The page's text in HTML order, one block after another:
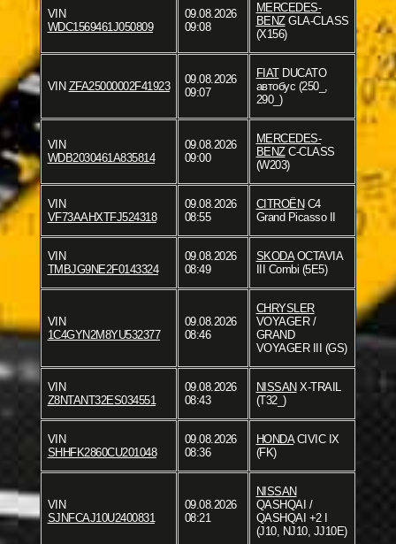
VIN
WDC1569461J050809
09.08.2026
09:08
MERCEDES-
BENZGLA-CLASS
(X156)
VIN ZFA25000002F41923
09.08.2026
09:07
FIATDUCATO
автобус (250_,
290_)
VIN
WDB2030461A835814
09.08.2026
09:00
MERCEDES-
BENZC-CLASS
(W203)
VIN
VF73AAHXTFJ524318
09.08.2026
08:55
CITROËN C4
Grand Picasso II
VIN
TMBJG9NE2F0143324
09.08.2026
08:49
SKODAOCTAVIA
III Combi (5E5)
VIN
1C4GYN2M8YU532377
09.08.2026
08:46
CHRYSLER
VOYAGER /
GRAND
VOYAGER III (GS)
VIN
Z8NTANT32ES034551
09.08.2026
08:43
NISSAN X-TRAIL
(T32_)
VIN
SHHFK2860CU201048
09.08.2026
08:36
HONDACIVIC IX
(FK)
VIN
SJNFCAJ10U2400831
09.08.2026
08:21
NISSAN
QASHQAI /
QASHQAI +2 I
(J10, NJ10, JJ10E)